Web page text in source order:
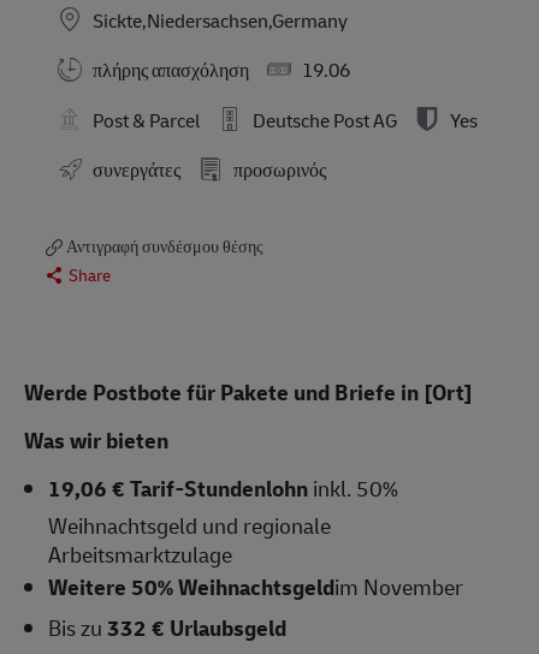
Sickte,Niedersachsen,Germany
πλήρης απασχόληση
19.06
Post & Parcel
Deutsche Post AG
Yes
συνεργάτες
προσωρινός
Αντιγραφή συνδέσμου θέσης
Share
Werde Postbote für Pakete und Briefe in [Ort]
Was wir bieten
19,06 € Tarif-Stundenlohninkl. 50%
Weihnachtsgeld und regionale
Arbeitsmarktzulage
Weitere 50% Weihnachtsgeldim November
Bis zu332 € Urlaubsgeld